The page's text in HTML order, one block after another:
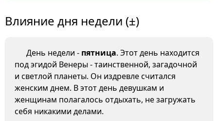
Влияние дня недели (±)
День недели - пятница. Этот день находится
под эгидой Венеры - таинственной, загадочной
и светлой планеты. Он издревле считался
женским днем. В этот день девушкам и
женщинам полагалось отдыхать, не загружать
себя никакими делами.